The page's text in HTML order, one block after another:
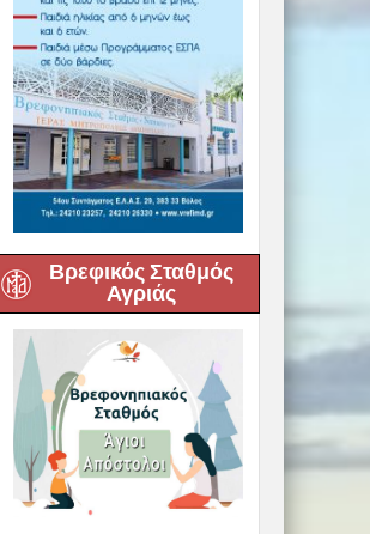
Βρεφικός Σταθμός
Αγριάς